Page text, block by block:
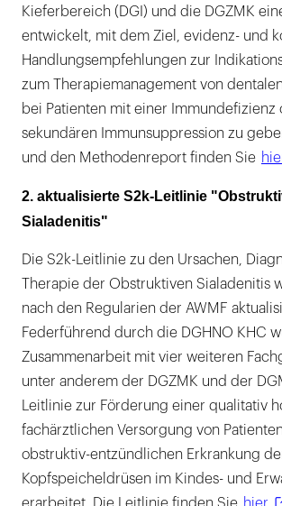
Kieferbereich (DGI) und die DGZMK
entwickelt, mit dem Ziel, evidenz- und
Handlungsempfehlungen zur
zum Therapiemanagement von
bei Patienten mit einer Immundefizienz
sekundären Immunsuppression zu
und den Methodenreport finden Sie
2. aktualisierte S2k-Leitlinie
Sialadenitis"
Die S2k-Leitlinie zu den Ursachen,
Therapie der Obstruktiven Sialadenitis
nach den Regularien der AWMF
Federführend durch die DGHNO KHC
Zusammenarbeit mit vier weiteren
unter anderem der DGZMK und der
Leitlinie zur Förderung einer qualitativ
fachärztlichen Versorgung von
obstruktiv-entzündlichen Erkrankung
Kopfspeicheldrüsen im Kindes- und
erarbeitet. Die Leitlinie finden Sie hier